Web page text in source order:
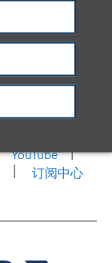
那什维尔
YouTube
订阅中心